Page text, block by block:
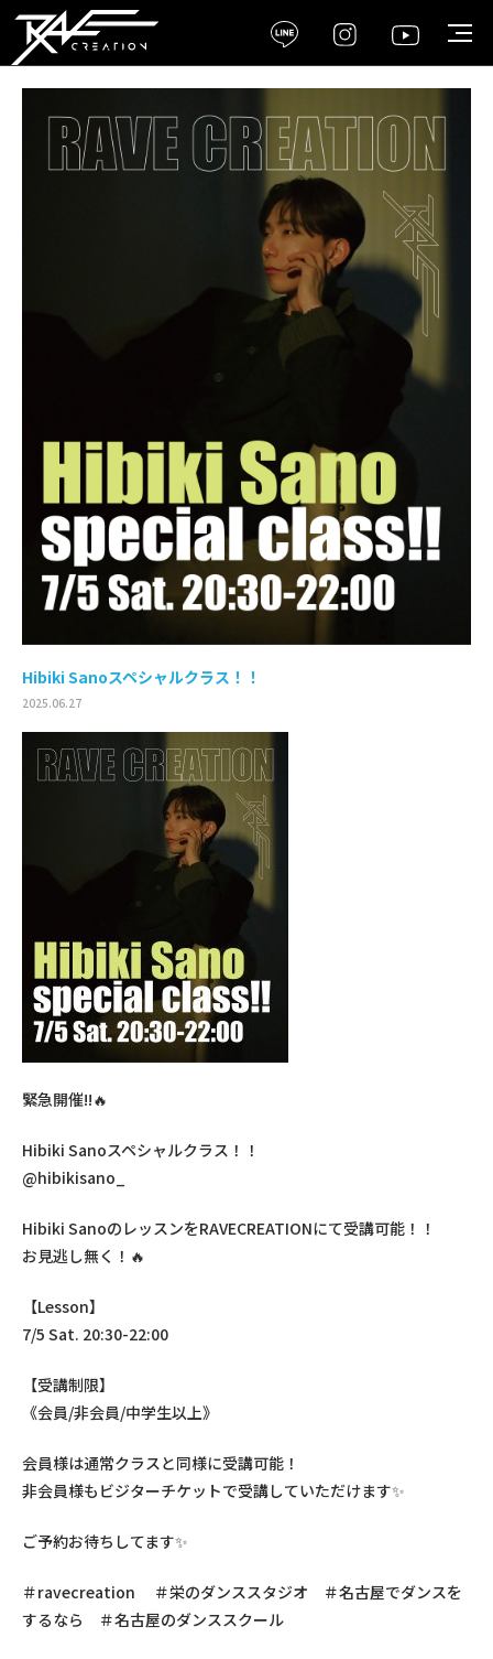
Hibiki Sanoスペシャルクラス！！
2025.06.27
緊急開催!!🔥
Hibiki Sanoスペシャルクラス！！
@hibikisano_
Hibiki SanoのレッスンをRAVECREATIONにて受講可能！！
お見逃し無く！🔥
【Lesson】
7/5 Sat. 20:30-22:00
【受講制限】
《会員/非会員/中学生以上》
会員様は通常クラスと同様に受講可能！
非会員様もビジターチケットで受講していただけます✨
ご予約お待ちしてます✨
＃ravecreation
＃栄のダンススタジオ ＃名古屋でダンスを
するなら ＃名古屋のダンススクール